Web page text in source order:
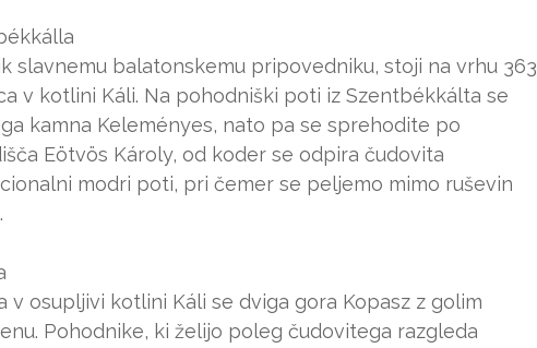
slavnemu balatonskemu pripovedniku, stoji na vrhu 363
v kotlini Káli. Na pohodniški poti iz Szentbékkálta se
kamna Keleményes, nato pa se sprehodite po
Eötvös Károly, od koder se odpira čudovita
modri poti, pri čemer se peljemo mimo ruševin
v osupljivi kotlini Káli se dviga gora Kopasz z golim
Pohodnike, ki želijo poleg čudovitega razgleda